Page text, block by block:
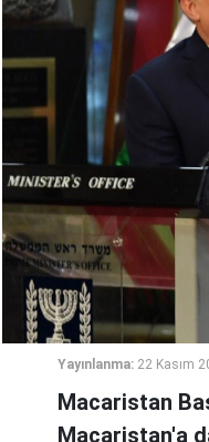
Yayınlanma: 22 Kasım
Macaristan
Macaristan'a